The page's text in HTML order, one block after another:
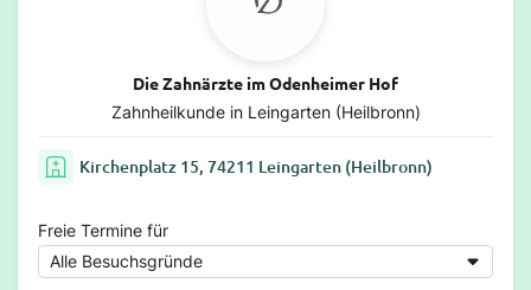
Die Zahnärzte im Odenheimer Hof
Zahnheilkunde in Leingarten (Heilbronn)
Kirchenplatz 15, 74211 Leingarten (Heilbronn)
Freie Termine für